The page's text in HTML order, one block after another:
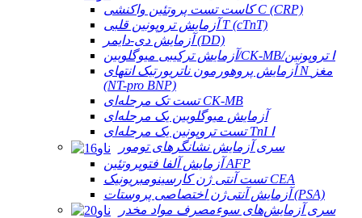
کاست تست پروتئین واکنشی C (CRP)
آزمایش تروپونین قلبی T (cTnT)
آزمایش دی-دایمر (DD)
آزمایش ترکیبی میوگلوبین/CK-MB/تروپونین Ⅰ
آزمایش پروهورمون ناتریورتیک انتهای N مغز
(NT-pro BNP)
تست تک مرحله‌ای CK-MB
آزمایش میوگلوبین یک مرحله‌ای
تست تروپونین یک مرحله‌ای TnI Ⅰ
سری آزمایش نشانگرهای تومور
آزمایش آلفا فتوپروتئین AFP
تست آنتی ژن کارسینومبریونیک CEA
آزمایش آنتی‌ژن اختصاصی پروستات (PSA)
سری آزمایش‌های سوءمصرف مواد مخدر